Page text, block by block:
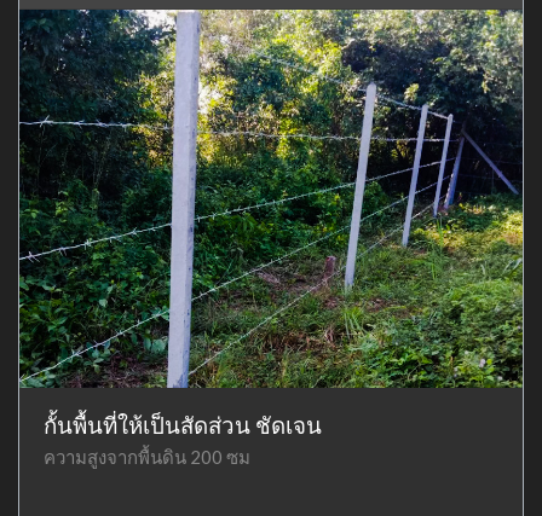
กั้นพื้นที่ให้เป็นสัดส่วน ชัดเจน
ความสูงจากพื้นดิน 200 ซม